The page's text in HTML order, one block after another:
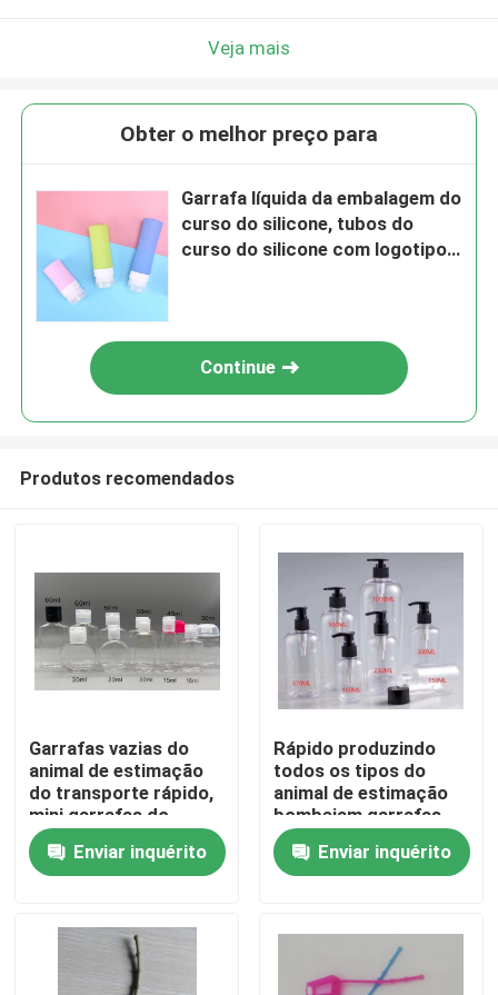
Casa
Contatos
Veja mais
Obter o melhor preço para
Garrafa líquida da embalagem do
curso do silicone, tubos do
curso do silicone com logotipo
Continue
Produtos recomendados
Garrafas vazias do
animal de estimação
do transporte rápido,
mini garrafas do
Sanitizer da mão para
15~60MLEnviar inquérito
Rápido produzindo
todos os tipos do
animal de estimação
bombeiam garrafas
para o Sanitizer
180ML da mão -
500ML
Enviar inquérito